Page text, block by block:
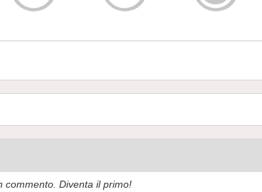
commento. Diventa il primo!